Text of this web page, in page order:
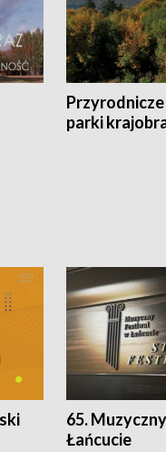
parki
65.
Łańcucie